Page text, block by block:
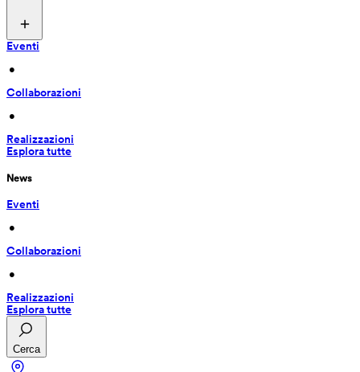
Eventi
•
Collaborazioni
•
Realizzazioni
Esplora tutte
News
Eventi
•
Collaborazioni
•
Realizzazioni
Esplora tutte
Cerca